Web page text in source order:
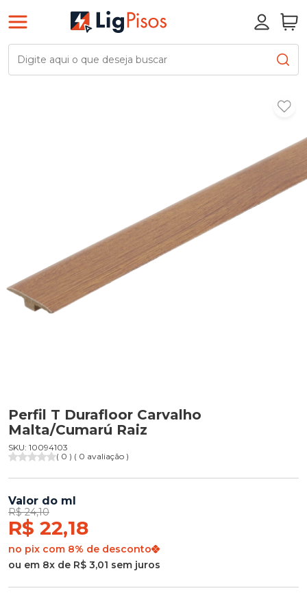
Perfil T Durafloor Carvalho
Malta/Cumarú Raiz
SKU: 10094103
( 0 ) ( 0 avaliação )
Valor do ml
R$ 24,10
R$ 22,18
no pix com 8% de desconto
ou em 8x de R$ 3,01 sem juros